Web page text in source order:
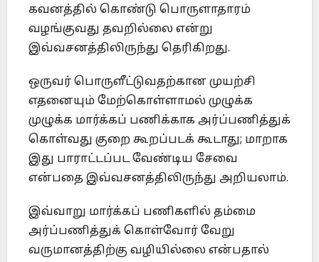
கவனத்தில் கொண்டு பொருளாதாரம்
வழங்குவது தவறில்லை என்று
இவ்வசனத்திலிருந்து தெரிகிறது.
ஒருவர் பொருளீட்டுவதற்கான முயற்சி
எதனையும் மேற்கொள்ளாமல் முழுக்க
முழுக்க மார்க்கப் பணிக்காக அர்ப்பணித்துக்
கொள்வது குறை கூறப்படக் கூடாது; மாறாக
இது பாராட்டப்பட வேண்டிய சேவை
என்பதை இவ்வசனத்திலிருந்து அறியலாம்.
இவ்வாறு மார்க்கப் பணிகளில் தம்மை
அர்ப்பணித்துக் கொள்வோர் வேறு
வருமானத்திற்கு வழியில்லை என்பதால்